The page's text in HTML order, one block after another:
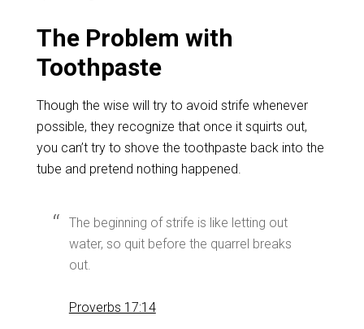
The Problem with
Toothpaste
Though the wise will try to avoid strife whenever
possible, they recognize that once it squirts out,
you can’t try to shove the toothpaste back into the
tube and pretend nothing happened.
The beginning of strife is like letting out
water, so quit before the quarrel breaks
out.
Proverbs 17:14